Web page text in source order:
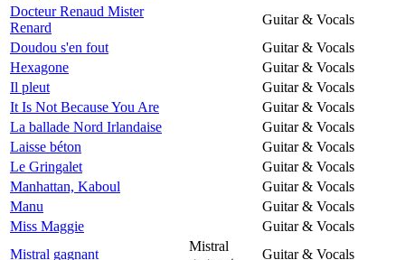
Docteur Renaud Mister
Renard
Guitar & Vocals
Doudou s'en fout
Guitar & Vocals
Hexagone
Guitar & Vocals
Il pleut
Guitar & Vocals
It Is Not Because You Are
Guitar & Vocals
La ballade Nord Irlandaise
Guitar & Vocals
Laisse béton
Guitar & Vocals
Le Gringalet
Guitar & Vocals
Manhattan, Kaboul
Guitar & Vocals
Manu
Guitar & Vocals
Miss Maggie
Guitar & Vocals
Mistral gagnant
Mistral
Guitar & Vocals